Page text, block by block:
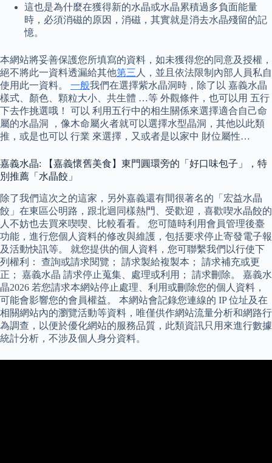
這也是為什麼在獲得新的水晶或水晶累積過多負面能量
時，必須消磁的原因，消磁，其實就是消去水晶殘留的記
憶。
本網站將妥善保護您所填寫的資料，如未獲得您的同意及授權，
絕不將此一資料透漏給其他第三 人，並且依法限制內部人員私自
使用此一資料。 一般我們在選擇紫水晶洞時，除了以 嘉義水晶
樣式、顏色、顆粒大小、共生體 …等 外觀條件，也可以用 五行
下去作挑選哦！ 可以 利用五行中的相生關係來選擇適合自己命
屬的水晶洞 ，像木命屬火者就可以選擇水型晶洞，其他以此類
推，或是也可以 行業 來選擇，又或者是以家中 財位屬性…
嘉義水晶: 【嘉義懷舊美食】東門圓環旁的「好口味包子」，特
別推薦「水晶餃」
除了我們這次之的這家，另外嘉義還有間很著名的「宏益水晶
餃」在東區公明路，跟北迴同樣熱門、受歡迎，喜歡喫水晶餃的
人不妨也去買來喫喫、比較看看。 您可隨時利用會員管理後臺
功能，進行您個人資料的修改與維護，包括要求停止寄發電子報
及活動快訊等。 就您提供的個人資料，您可聯繫我們以行使下
列權利： 查詢或請求閱覽； 請求製給複製本； 請求補充或更
正； 嘉義水晶 請求停止蒐集、處理或利用； 請求刪除。 嘉義水
晶2026 若您請求本網站停止處理、利用或刪除您的個人資料，
可能會影響您的會員權益。 本網站會記錄您連線的 IP 位址及在
相關網站內的瀏覽活動等資料，唯僅供作網站流量分析和網路行
為調查，以便於優化網站的服務品質，此類資訊只用來進行數據
統計分析，不涉及個人身分資料。